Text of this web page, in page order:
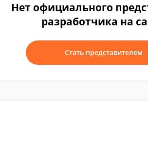
Нет официального
разработчика на
Стать представителем